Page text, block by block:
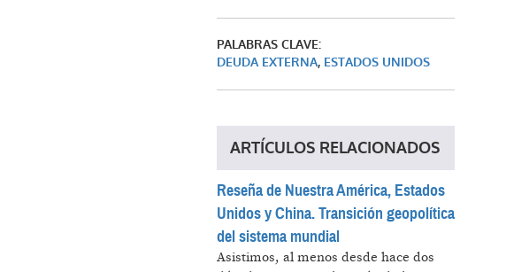
PALABRAS CLAVE:
DEUDA EXTERNA, ESTADOS UNIDOS
ARTÍCULOS RELACIONADOS
Reseña de Nuestra América, Estados
Unidos y China. Transición geopolítica
del sistema mundial
Asistimos, al menos desde hace dos